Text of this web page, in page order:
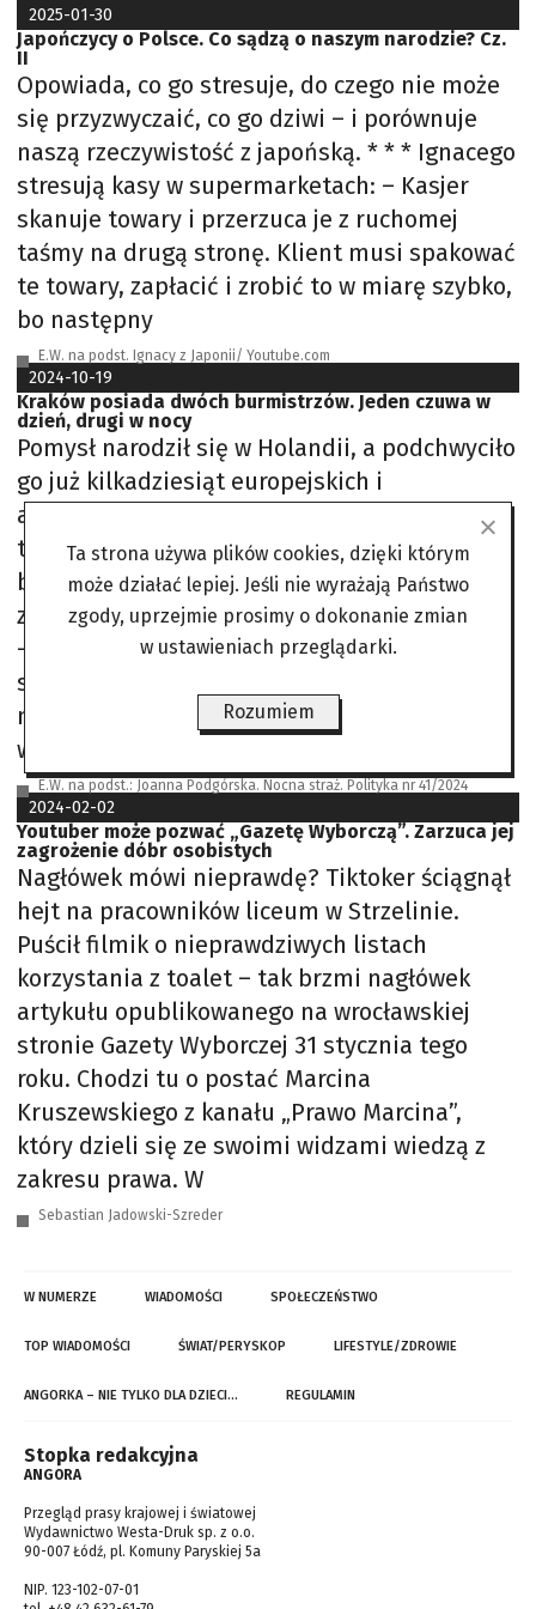
2025-01-30
Japończycy o Polsce. Co sądzą o naszym narodzie? Cz.
II
Opowiada, co go stresuje, do czego nie może
się przyzwyczaić, co go dziwi – i porównuje
naszą rzeczywistość z japońską. * * * Ignacego
stresują kasy w supermarketach: – Kasjer
skanuje towary i przerzuca je z ruchomej
taśmy na drugą stronę. Klient musi spakować
te towary, zapłacić i zrobić to w miarę szybko,
bo następny
E.W. na podst. Ignacy z Japonii/ Youtube.com
2024-10-19
Kraków posiada dwóch burmistrzów. Jeden czuwa w
dzień, drugi w nocy
Pomysł narodził się w Holandii, a podchwyciło
go już kilkadziesiąt europejskich i
amerykańskich ośrodków. W Polsce pierwszy
taki urząd ustanowił Sosnowiec. Tam nocny
burmistrz ma za zadanie ożywić miasto po
zmroku, w Krakowie przeciwnie – uspokoić je.
– Zanim jeszcze zacząłem urzędować 1
sierpnia tego roku, byłem traktowany przez
mieszkańców trochę jak szeryf, który wyjdzie
w nocy w
E.W. na podst.: Joanna Podgórska. Nocna straż. Polityka nr 41/2024
2024-02-02
Youtuber może pozwać „Gazetę Wyborczą”. Zarzuca jej
zagrożenie dóbr osobistych
Nagłówek mówi nieprawdę? Tiktoker ściągnął
hejt na pracowników liceum w Strzelinie.
Puścił filmik o nieprawdziwych listach
korzystania z toalet – tak brzmi nagłówek
artykułu opublikowanego na wrocławskiej
stronie Gazety Wyborczej 31 stycznia tego
roku. Chodzi tu o postać Marcina
Kruszewskiego z kanału „Prawo Marcina”,
który dzieli się ze swoimi widzami wiedzą z
zakresu prawa. W
Sebastian Jadowski-Szreder
W NUMERZE WIADOMOŚCI SPOŁECZEŃSTWO
TOP WIADOMOŚCI ŚWIAT/PERYSKOP LIFESTYLE/ZDROWIE
ANGORKA – NIE TYLKO DLA DZIECI… REGULAMIN
Stopka redakcyjna
ANGORA
Przegląd prasy krajowej i światowej
Wydawnictwo Westa-Druk sp. z o.o.
90-007 Łódź, pl. Komuny Paryskiej 5a
NIP. 123-102-07-01
Ta strona używa plików cookies, dzięki którym
może działać lepiej. Jeśli nie wyrażają Państwo
zgody, uprzejmie prosimy o dokonanie zmian
w ustawieniach przeglądarki.
Rozumiem